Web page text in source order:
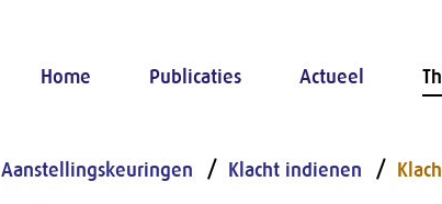
Home Publicaties Actueel
Aanstellingskeuringen Klacht indienen